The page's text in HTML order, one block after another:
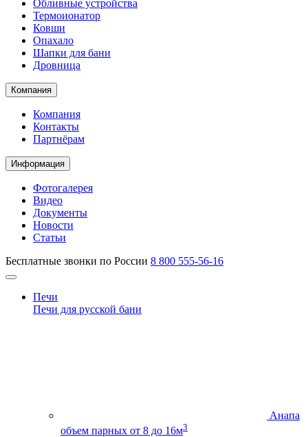
Обливные устройства
Термоионатор
Ковши
Опахало
Шапки для бани
Дровница
Компания
Компания
Контакты
Партнёрам
Информация
Фотогалерея
Видео
Документы
Новости
Статьи
Бесплатные звонки по России 8 800 555-56-16
Печи
Печи для русской бани
Анапа
объем парных от 8 до 16м3